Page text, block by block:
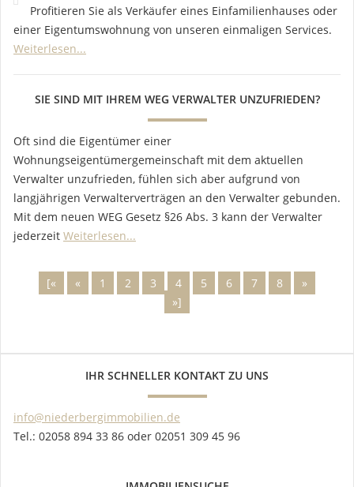
Profitieren Sie als Verkäufer eines Einfamilienhauses oder
einer Eigentumswohnung von unseren einmaligen Services.
Weiterlesen...
SIE SIND MIT IHREM WEG VERWALTER UNZUFRIEDEN?
Oft sind die Eigentümer einer
Wohnungseigentümergemeinschaft mit dem aktuellen
Verwalter unzufrieden, fühlen sich aber aufgrund von
langjährigen Verwalterverträgen an den Verwalter gebunden.
Mit dem neuen WEG Gesetz §26 Abs. 3 kann der Verwalter
jederzeit Weiterlesen...
[« « 1 2 3 4 5 6 7 8
»
»]
IHR SCHNELLER KONTAKT ZU UNS
info@niederbergimmobilien.de
Tel.: 02058 894 33 86 oder 02051 309 45 96